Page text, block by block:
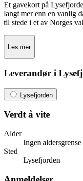
Et gavekort på
langt mer enn en vanlig
til stede i et av Norges
Les mer
Leverandør i
Lysefjorden
Verdt å vite
Alder
Ingen aldersgrense
Sted
Lysefjorden